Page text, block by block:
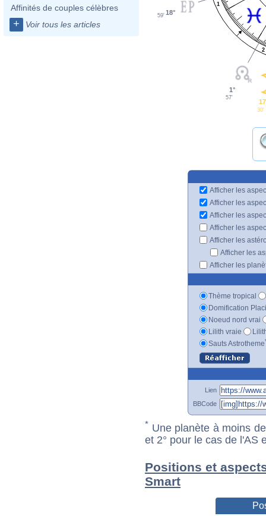
Affinités de couples célèbres
+ Voir tous les articles
1
2
18°
59'
1°
57'
30'
Afficher les
Afficher les
Afficher les
Afficher les
Afficher les
Afficher les
Afficher les
Thème tropical
Domification
Noeud nord vrai
Lilith vraie
Sauts Astrotheme
Lien
BBCode
* Une planète à moins
et 2° pour le cas de l'AS
Positions et
Smart